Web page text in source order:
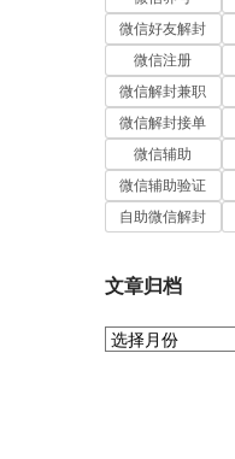
微信好友解封
微信注册
微信解封兼职
微信解封接单
微信辅助
微信辅助验证
自助微信解封
文章归档
文